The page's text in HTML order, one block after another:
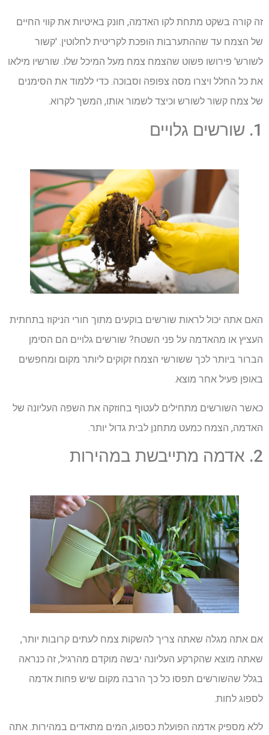
זה קורה בשקט מתחת לקו האדמה, חונק באיטיות את קווי החיים
של הצמח עד שההתערבות הופכת לקריטית לחלוטין. 'קשור
לשורש' פירושו פשוט שהצמח צמח מעל המיכל שלו. שורשיו מילאו
את כל החלל ויצרו מסה צפופה וסבוכה. כדי ללמוד את הסימנים
של צמח קשור לשורש וכיצד לשמור אותו, המשך לקרוא.
1. שורשים גלויים
האם אתה יכול לראות שורשים בוקעים מתוך חורי הניקוז בתחתית
העציץ או מהאדמה על פני השטח? שורשים גלויים הם הסימן
הברור ביותר לכך ששורשי הצמח זקוקים ליותר מקום ומחפשים
באופן פעיל אחר מוצא.
כאשר השורשים מתחילים לעטוף בחוזקה את השפה העליונה של
האדמה, הצמח כמעט מתחנן לבית גדול יותר.
2. אדמה מתייבשת במהירות
אם אתה מגלה שאתה צריך להשקות צמח לעתים קרובות יותר,
שאתה מוצא שהקרקע העליונה יבשה מוקדם מהרגיל, זה כנראה
בגלל שהשורשים תפסו כל כך הרבה מקום שיש פחות אדמה
לספוג לחות.
ללא מספיק אדמה הפועלת כספוג, המים מתאדים במהירות. אתה